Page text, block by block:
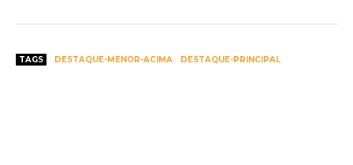
TAGS DESTAQUE-MENOR-ACIMA DESTAQUE-PRINCIPAL